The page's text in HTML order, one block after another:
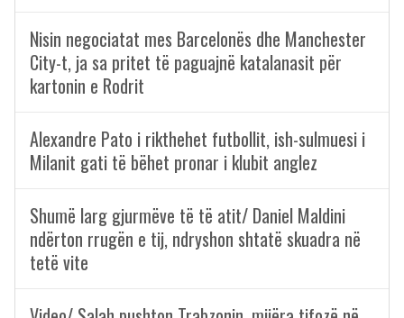
Nisin negociatat mes Barcelonës dhe Manchester
City-t, ja sa pritet të paguajnë katalanasit për
kartonin e Rodrit
Alexandre Pato i rikthehet futbollit, ish-sulmuesi i
Milanit gati të bëhet pronar i klubit anglez
Shumë larg gjurmëve të të atit/ Daniel Maldini
ndërton rrugën e tij, ndryshon shtatë skuadra në
tetë vite